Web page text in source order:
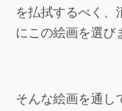
を払拭するべく、
にこの絵画を選び
そんな絵画を通し